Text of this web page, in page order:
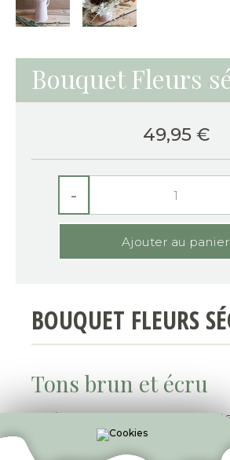
Bouquet Fleurs
49,95 €
-
BOUQUET FLEURS
Tons brun et écru
Profitez d’un jolie bouquet
à la fleur séchée. Votre bouquet
et égaillera facilement votre